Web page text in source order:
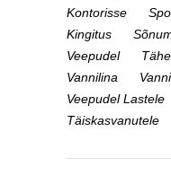
Kontorisse
Kingitus
Veepudel
Vannilina
Veepudel Lastele
Täiskasvanutele